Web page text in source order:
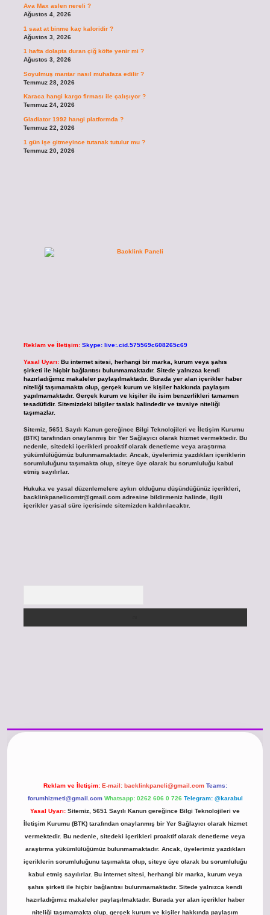
Ava Max aslen nereli ?
Ağustos 4, 2026
1 saat at binme kaç kaloridir ?
Ağustos 3, 2026
1 hafta dolapta duran çiğ köfte yenir mi ?
Ağustos 3, 2026
Soyulmuş mantar nasıl muhafaza edilir ?
Temmuz 28, 2026
Karaca hangi kargo firması ile çalışıyor ?
Temmuz 24, 2026
Gladiator 1992 hangi platformda ?
Temmuz 22, 2026
1 gün işe gitmeyince tutanak tutulur mu ?
Temmuz 20, 2026
Reklam ve İletişim: Skype: live:.cid.575569c608265c69
Yasal Uyarı: Bu internet sitesi, herhangi bir marka, kurum veya şahıs
şirketi ile hiçbir bağlantısı bulunmamaktadır. Sitede yalnızca kendi
hazırladığımız makaleler paylaşılmaktadır. Burada yer alan içerikler haber
niteliği taşımamakta olup, gerçek kurum ve kişiler hakkında paylaşım
yapılmamaktadır. Gerçek kurum ve kişiler ile isim benzerlikleri tamamen
tesadüfidir. Sitemizdeki bilgiler taslak halindedir ve tavsiye niteliği
taşımazlar.
Sitemiz, 5651 Sayılı Kanun gereğince Bilgi Teknolojileri ve İletişim Kurumu
(BTK) tarafından onaylanmış bir Yer Sağlayıcı olarak hizmet vermektedir. Bu
nedenle, sitedeki içerikleri proaktif olarak denetleme veya araştırma
yükümlülüğümüz bulunmamaktadır. Ancak, üyelerimiz yazdıkları içeriklerin
sorumluluğunu taşımakta olup, siteye üye olarak bu sorumluluğu kabul
etmiş sayılırlar.
Hukuka ve yasal düzenlemelere aykırı olduğunu düşündüğünüz içerikleri,
backlinkpanelicomtr@gmail.comadresine bildirmeniz halinde, ilgili
içerikler yasal süre içerisinde sitemizden kaldırılacaktır.
Reklam ve İletişim: E-mail: backlinkpaneli@gmail.com Teams:
forumhizmeti@gmail.com Whatsapp: 0262 606 0 726 Telegram: @karabul
Yasal Uyarı: Sitemiz, 5651 Sayılı Kanun gereğince Bilgi Teknolojileri ve
İletişim Kurumu (BTK) tarafından onaylanmış bir Yer Sağlayıcı olarak hizmet
vermektedir. Bu nedenle, sitedeki içerikleri proaktif olarak denetleme veya
araştırma yükümlülüğümüz bulunmamaktadır. Ancak, üyelerimiz yazdıkları
içeriklerin sorumluluğunu taşımakta olup, siteye üye olarak bu sorumluluğu
kabul etmiş sayılırlar. Bu internet sitesi, herhangi bir marka, kurum veya
şahıs şirketi ile hiçbir bağlantısı bulunmamaktadır. Sitede yalnızca kendi
hazırladığımız makaleler paylaşılmaktadır. Burada yer alan içerikler haber
niteliği taşımamakta olup, gerçek kurum ve kişiler hakkında paylaşım